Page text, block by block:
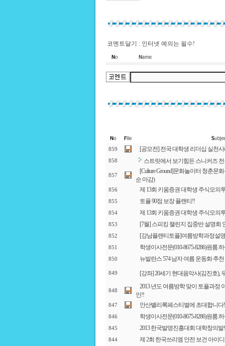
코멘트달기 : 인터넷 예의는 필수!
859 [공모전] 전국 대학생 리더십 실천
858 스트릿에서 보기힘든 스니커즈
857
[Culture Ground]문화놀이터 청춘문
순 마감)
856 제 13회 키움증권 대학생 주식모의
855 토플 90점 보장 플랜티!!
854 제 13회 키움증권 대학생 주식모의
853 [7월] 스피킹 챌린지 집중반 설명회
852 [강남플랜티토플]여름방학과정설
851 학생이사전문(010-8675-8286)원룸.
850 뉴발란스 574 남자 여름 운동화 추
849 [강좌] 20세기 현대음악사(김진호),
848
2013 년도 여름방학 맞이 토플과정
인!!
847 안산밸리록페스티벌에 초대합니
846 학생이사전문(010-8675-8286)원룸.
845 2013 한국발명진흥대회 대학창의
844 제 2회 한국쓰리엠 안전 보건 아이